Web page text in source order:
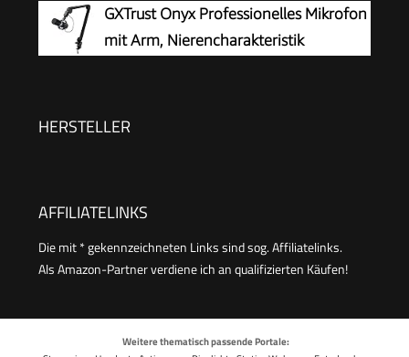
GXTrust Onyx Professionelles Mikrofon
mit Arm, Nierencharakteristik
HERSTELLER
AFFILIATELINKS
Die mit * gekennzeichneten Links sind sog. Affiliatelinks.
Als Amazon-Partner verdiene ich an qualifizierten Käufen!
Weitere thematisch passende Portale: